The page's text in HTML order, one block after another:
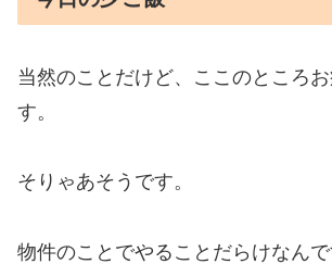
当然のことだけど、ここのところ
す。
そりゃあそうです。
物件のことでやることだらけなんで